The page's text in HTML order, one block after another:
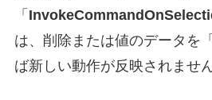
「
は、削除または値のデータを
ば新しい動作が反映されません